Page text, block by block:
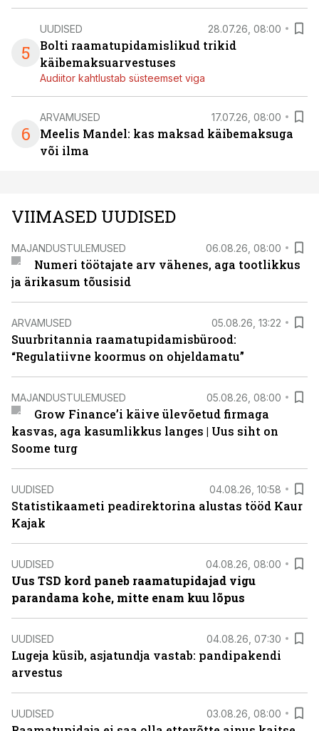
5
UUDISED 28.07.26, 08:00
Bolti raamatupidamislikud trikid
käibemaksuarvestuses
Audiitor kahtlustab süsteemset viga
6
ARVAMUSED 17.07.26, 08:00
Meelis Mandel: kas maksad käibemaksuga
või ilma
VIIMASED UUDISED
MAJANDUSTULEMUSED 06.08.26, 08:00
Numeri töötajate arv vähenes, aga tootlikkus
ja ärikasum tõusisid
ARVAMUSED 05.08.26, 13:22
Suurbritannia raamatupidamisbürood:
“Regulatiivne koormus on ohjeldamatu”
MAJANDUSTULEMUSED 05.08.26, 08:00
Grow Finance’i käive ülevõetud firmaga
kasvas, aga kasumlikkus langes | Uus siht on
Soome turg
UUDISED 04.08.26, 10:58
Statistikaameti peadirektorina alustas tööd Kaur
Kajak
UUDISED 04.08.26, 08:00
Uus TSD kord paneb raamatupidajad vigu
parandama kohe, mitte enam kuu lõpus
UUDISED 04.08.26, 07:30
Lugeja küsib, asjatundja vastab: pandipakendi
arvestus
UUDISED 03.08.26, 08:00